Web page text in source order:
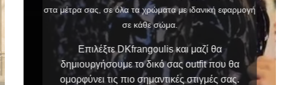
στα μέτρα σας, σε όλα τα χρώματα με ιδανική εφαρμογή
σε κάθε σώμα.
Επιλέξτε DKfrangoulis και μαζί θα
δημιουργήσουμε το δικό σας outfit που θα
ομορφύνει τις πιο σημαντικές στιγμές σας.